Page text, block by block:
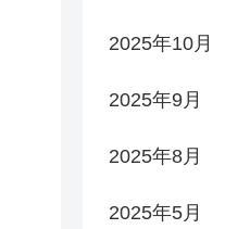
2025年10月
2025年9月
2025年8月
2025年5月